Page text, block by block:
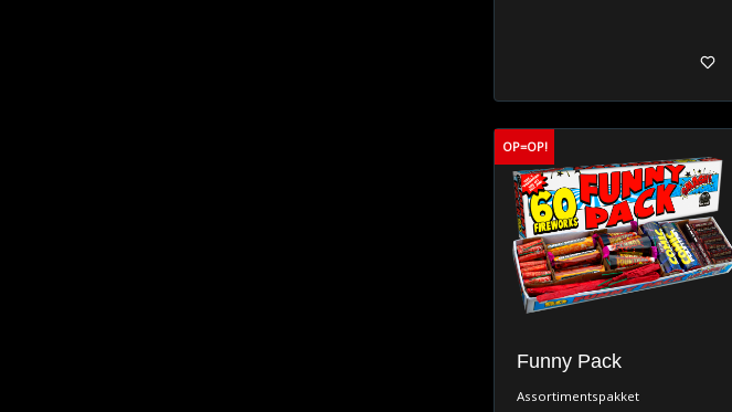
OP=OP!
Funny Pack
Assortimentspakket